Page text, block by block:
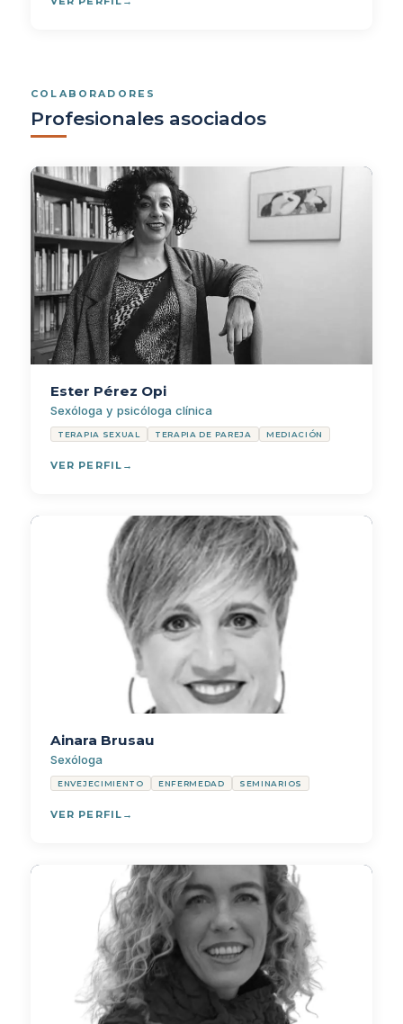
COLABORADORES
Profesionales asociados
Ester Pérez Opi
Sexóloga y psicóloga clínica
TERAPIA SEXUAL TERAPIA DE PAREJA MEDIACIÓN
VER PERFIL
Ainara Brusau
Sexóloga
ENVEJECIMIENTO ENFERMEDAD SEMINARIOS
VER PERFIL